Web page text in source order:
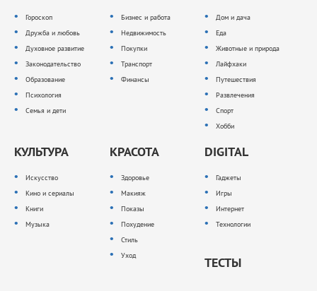
Гороскоп
Дружба и любовь
Духовное развитие
Законодательство
Образование
Психология
Семья и дети
Бизнес и работа
Недвижимость
Покупки
Транспорт
Финансы
Дом и дача
Еда
Животные и природа
Лайфхаки
Путешествия
Развлечения
Спорт
Хобби
КУЛЬТУРА
Искусство
Кино и сериалы
Книги
Музыка
КРАСОТА
Здоровье
Макияж
Показы
Похудение
Стиль
Уход
DIGITAL
Гаджеты
Игры
Интернет
Технологии
ТЕСТЫ